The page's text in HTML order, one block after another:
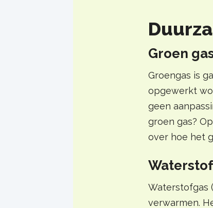
Groen
Groengas is
opgewerkt
geen
groen gas?
over hoe het
Waterstof
Waterstofgas
verwarmen.